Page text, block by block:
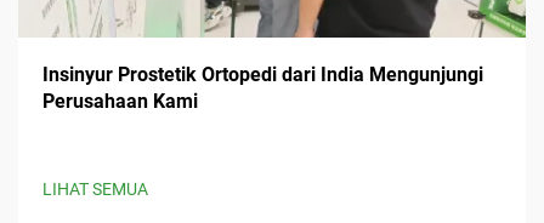
Insinyur Prostetik Ortopedi dari India Mengunjungi
Perusahaan Kami
LIHAT SEMUA